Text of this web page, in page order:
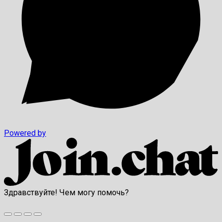
Powered by
Здравствуйте! Чем могу помочь?